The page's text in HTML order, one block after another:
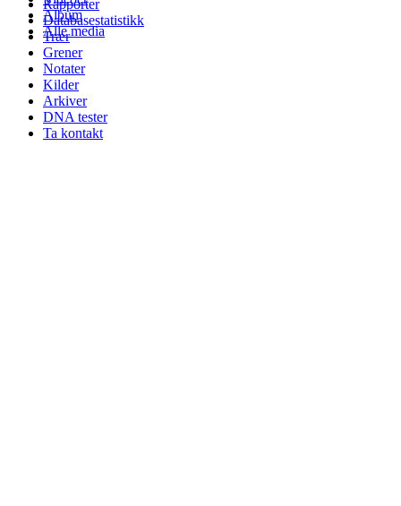
Album
Alle media
Rapporter
Databasestatistikk
Trær
Grener
Notater
Kilder
Arkiver
DNA tester
Ta kontakt